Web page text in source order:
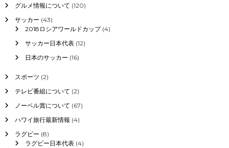
グルメ情報について (120)
サッカー (43)
2018ロシアワールドカップ(4)
サッカー日本代表(12)
日本のサッカー (16)
スポーツ (2)
テレビ番組について (2)
ノーベル賞について (67)
ハワイ旅行最新情報 (4)
ラグビー (8)
ラグビー日本代表(4)